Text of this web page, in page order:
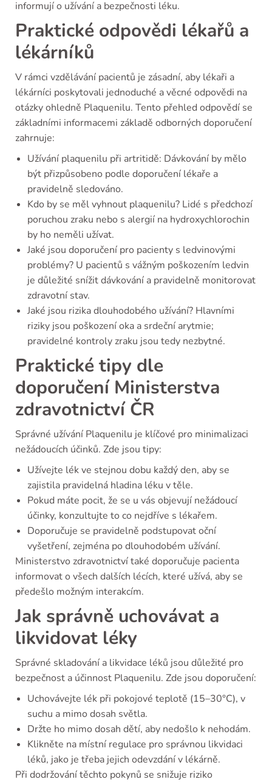
informují o užívání a bezpečnosti léku.
Praktické odpovědi lékařů a
lékárníků
V rámci vzdělávání pacientů je zásadní, aby lékaři a
lékárníci poskytovali jednoduché a věcné odpovědi na
otázky ohledně Plaquenilu. Tento přehled odpovědí se
základními informacemi základě odborných doporučení
zahrnuje:
Užívání plaquenilu při artritidě: Dávkování by mělo
být přizpůsobeno podle doporučení lékaře a
pravidelně sledováno.
Kdo by se měl vyhnout plaquenilu? Lidé s předchozí
poruchou zraku nebo s alergií na hydroxychlorochin
by ho neměli užívat.
Jaké jsou doporučení pro pacienty s ledvinovými
problémy? U pacientů s vážným poškozením ledvin
je důležité snížit dávkování a pravidelně monitorovat
zdravotní stav.
Jaké jsou rizika dlouhodobého užívání? Hlavními
riziky jsou poškození oka a srdeční arytmie;
pravidelné kontroly zraku jsou tedy nezbytné.
Praktické tipy dle
doporučení Ministerstva
zdravotnictví ČR
Správné užívání Plaquenilu je klíčové pro minimalizaci
nežádoucích účinků. Zde jsou tipy:
Užívejte lék ve stejnou dobu každý den, aby se
zajistila pravidelná hladina léku v těle.
Pokud máte pocit, že se u vás objevují nežádoucí
účinky, konzultujte to co nejdříve s lékařem.
Doporučuje se pravidelně podstupovat oční
vyšetření, zejména po dlouhodobém užívání.
Ministerstvo zdravotnictví také doporučuje pacienta
informovat o všech dalších lécích, které užívá, aby se
předešlo možným interakcím.
Jak správně uchovávat a
likvidovat léky
Správné skladování a likvidace léků jsou důležité pro
bezpečnost a účinnost Plaquenilu. Zde jsou doporučení:
Uchovávejte lék při pokojové teplotě (15–30°C), v
suchu a mimo dosah světla.
Držte ho mimo dosah dětí, aby nedošlo k nehodám.
Klikněte na místní regulace pro správnou likvidaci
léků, jako je třeba jejich odevzdání v lékárně.
Při dodržování těchto pokynů se snižuje riziko